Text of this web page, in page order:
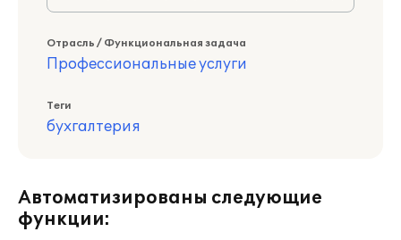
Отрасль / Функциональная задача
Профессиональные услуги
Теги
бухгалтерия
Автоматизированы следующие
функции: